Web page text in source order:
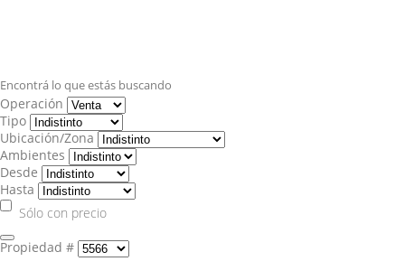
Encontrá lo que estás buscando
Operación
Tipo
Ubicación/Zona
Ambientes
Desde
Hasta
Sólo con precio
Propiedad #